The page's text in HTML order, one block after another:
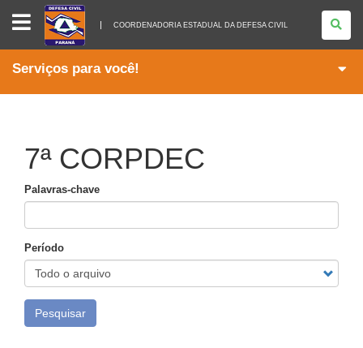
COORDENADORIA
ESTADUAL
DA
DEFESA
COORDENADORIA ESTADUAL DA DEFESA CIVIL
Serviços para você!
7ª CORPDEC
Palavras-chave
Período
Pesquisar